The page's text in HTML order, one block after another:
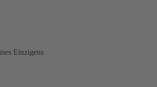
Einzigens